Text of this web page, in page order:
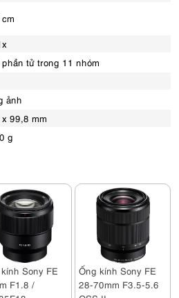
phần tử trong 11 nhóm
ảnh
99,8 mm
g
Sony FE
F1.8 /
Ống kính Sony FE
28-70mm F3.5-5.6